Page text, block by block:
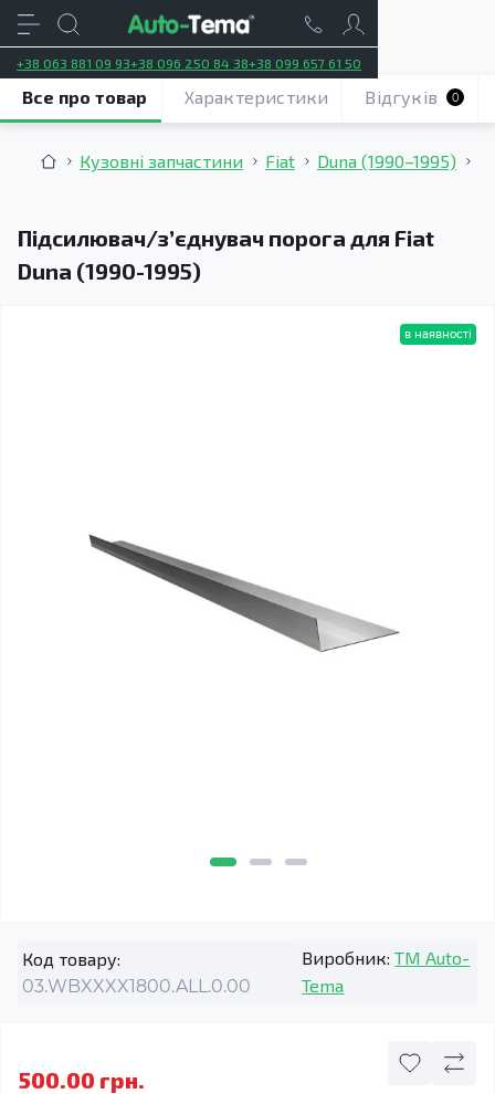
+38 063 881 09 93+38 096 250 84 38+38 099 657 61 50
Кузовні запчастини Fiat Duna (1990–1995)
Підсилювач/зʼєднувач порога для Fiat
Duna (1990-1995)
Все про товар Характеристики Відгуків 0
в наявності
Код товару:
03.WBXXXX1800.ALL.0.00
Виробник: TM Auto-
Tema
500.00 грн.